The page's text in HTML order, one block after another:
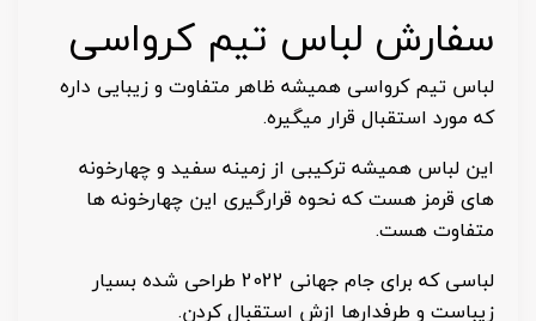
سفارش لباس تیم کرواسی
لباس تیم کرواسی همیشه ظاهر متفاوت و زیبایی داره
که مورد استقبال قرار میگیره.
این لباس همیشه ترکیبی از زمینه سفید و چهارخونه
های قرمز هست که نحوه قرارگیری این چهارخونه ها
متفاوت هست.
لباسی که برای جام جهانی 2022 طراحی شده بسیار
زیباست و طرفدارها ازش استقبال کردن.